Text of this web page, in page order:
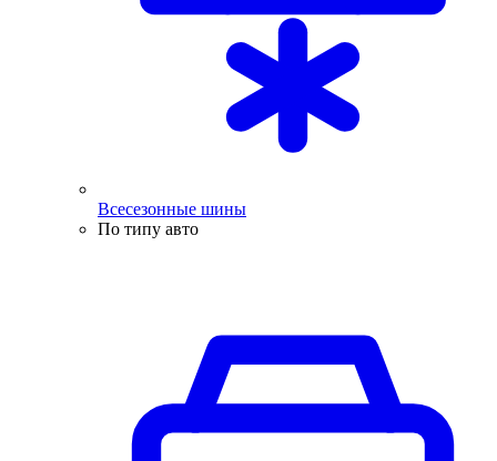
Всесезонные шины
По типу авто